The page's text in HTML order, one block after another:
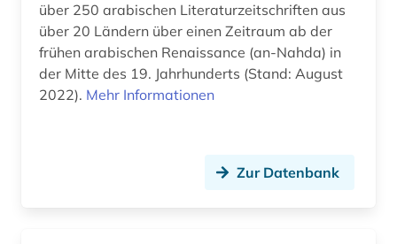
estnisch (2)
ethik (1)
ethnographie (1)
über 250 arabischen Literaturzeitschriften aus
über 20 Ländern über einen Zeitraum ab der
frühen arabischen Renaissance (an-Nahda) in
der Mitte des 19. Jahrhunderts (Stand: August
2022). Mehr Informationen
Zur Datenbank